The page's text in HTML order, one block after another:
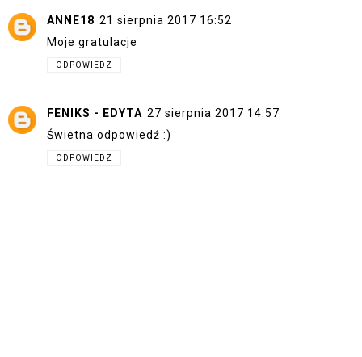
ANNE18 21 sierpnia 2017 16:52
Moje gratulacje
ODPOWIEDZ
FENIKS - EDYTA 27 sierpnia 2017 14:57
Świetna odpowiedź :)
ODPOWIEDZ